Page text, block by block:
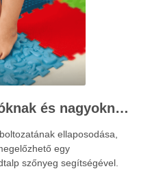
Lúdtalp szőnyeg apróknak és nagyoknak
ellaposodása,
egy
szőnyeg segítségével.